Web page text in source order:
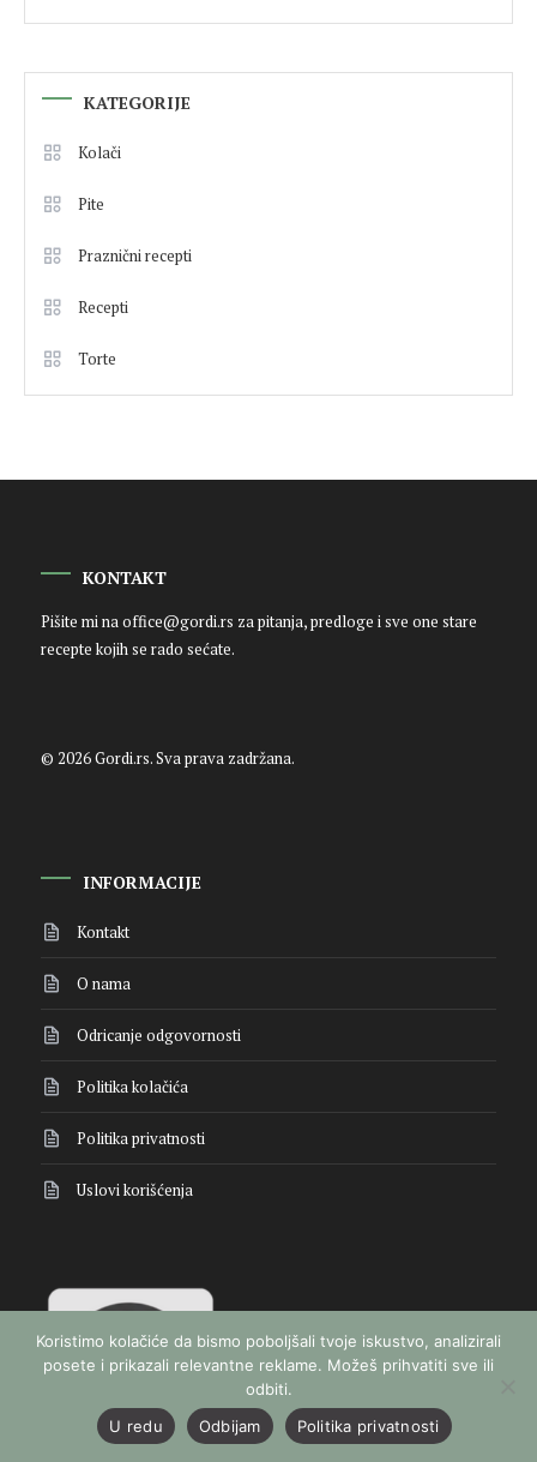
KATEGORIJE
Kolači
Pite
Praznični recepti
Recepti
Torte
KONTAKT
Pišite mi naoffice@gordi.rs za pitanja, predloge i sve one stare
recepte kojih se rado sećate.
© 2026 Gordi.rs. Sva prava zadržana.
INFORMACIJE
Kontakt
O nama
Odricanje odgovornosti
Politika kolačića
Politika privatnosti
Uslovi korišćenja
Koristimo kolačiće da bismo poboljšali tvoje iskustvo, analizirali
posete i prikazali relevantne reklame. Možeš prihvatiti sve ili
odbiti.
U redu
Odbijam Politika privatnosti